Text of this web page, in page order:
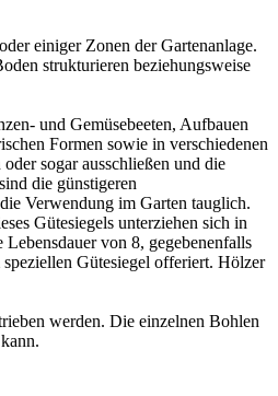
einiger Zonen der Gartenanlage.
strukturieren beziehungsweise
und Gemüsebeeten, Aufbauen
Formen sowie in verschiedenen
sogar ausschließen und die
die günstigeren
Verwendung im Garten tauglich.
Gütesiegels unterziehen sich in
von 8, gegebenenfalls
Gütesiegel offeriert. Hölzer
werden. Die einzelnen Bohlen